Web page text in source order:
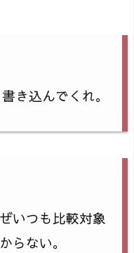
き込んでくれ。
いつも比較対象
らない。